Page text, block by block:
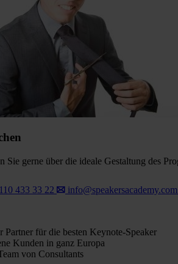
Sie gerne über die ideale Gestaltung des
433 33 22 info@speakersacademy.com
Partner für die besten Keynote-Speaker
Kunden in ganz Europa
von Consultants